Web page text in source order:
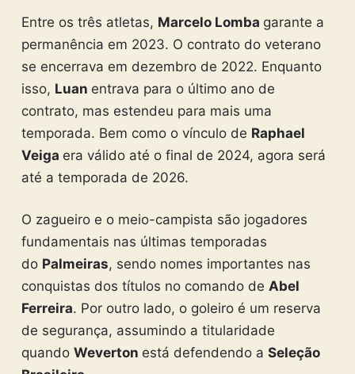
Entre os três atletas, Marcelo Lomba garante a
permanência em 2023. O contrato do veterano
se encerrava em dezembro de 2022. Enquanto
isso, Luan entrava para o último ano de
contrato, mas estendeu para mais uma
temporada. Bem como o vínculo de Raphael
Veiga era válido até o final de 2024, agora será
até a temporada de 2026.
O zagueiro e o meio-campista são jogadores
fundamentais nas últimas temporadas
do Palmeiras, sendo nomes importantes nas
conquistas dos títulos no comando de Abel
Ferreira. Por outro lado, o goleiro é um reserva
de segurança, assumindo a titularidade
quando Weverton está defendendo a Seleção